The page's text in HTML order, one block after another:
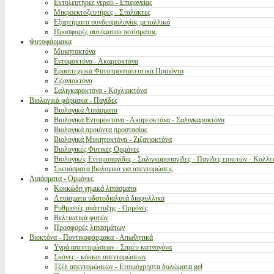
Εκτοξευτήρες νερού - Επιφανείας
Μικροεκτοξευτήρες - Σταλάκτες
Εξαρτήματα συνδεσμολογίας μεταλλικά
Προσφορές αυτόματου ποτίσματος
Φυτοφάρμακα
Μυκητοκτόνα
Εντομοκτόνα - Ακαρεοκτόνα
Ερασιτεχνικά Φυτοπροστατευτικά Προιόντα
Ζιζανιοκτόνα
Σαλιγκαροκτόνα - Κοχλιοκτόνα
Βιολογικά φάρμακα - Παγίδες
Βιολογικά Λιπάσματα
Βιολογικά Εντομοκτόνα - Ακαρεοκτόνα - Σαλιγκαροκτόνα
Βιολογικά προιόντα προστασίας
Βιολογικά Μυκητοκτόνα - Ζιζανιοκτόνα
Βιολογικές Φυτικές Ορμόνες
Βιολογικές Εντομοπαγίδες - Σαλιγκαροπαγίδες - Παγίδες ερπετών -
Σκευάσματα βιολογικά για απεντομώσεις
Λιπάσματα - Ορμόνες
Κοκκώδη χημικά λιπάσματα
Λιπάσματα υδατοδιαλυτά διαφυλλικά
Ρυθμιστές ανάπτυξης - Ορμόνες
Βελτιωτικά φυτών
Προσφορές λιπασμάτων
Βιοκτόνα - Ποντικοφάρμακα - Απωθητικά
Υγρά απεντομώσεων - Σπρέυ καπνογόνα
Σκόνες - κόκκοι απεντομώσεων
Τζέλ απεντομώσεων - Ετοιμόχρηστα δολώματα gel